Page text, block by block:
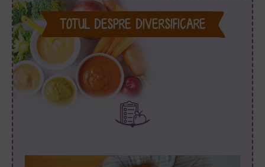
TOTUL DESPRE DIVERSIFICARE